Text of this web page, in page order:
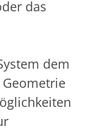
das
dem